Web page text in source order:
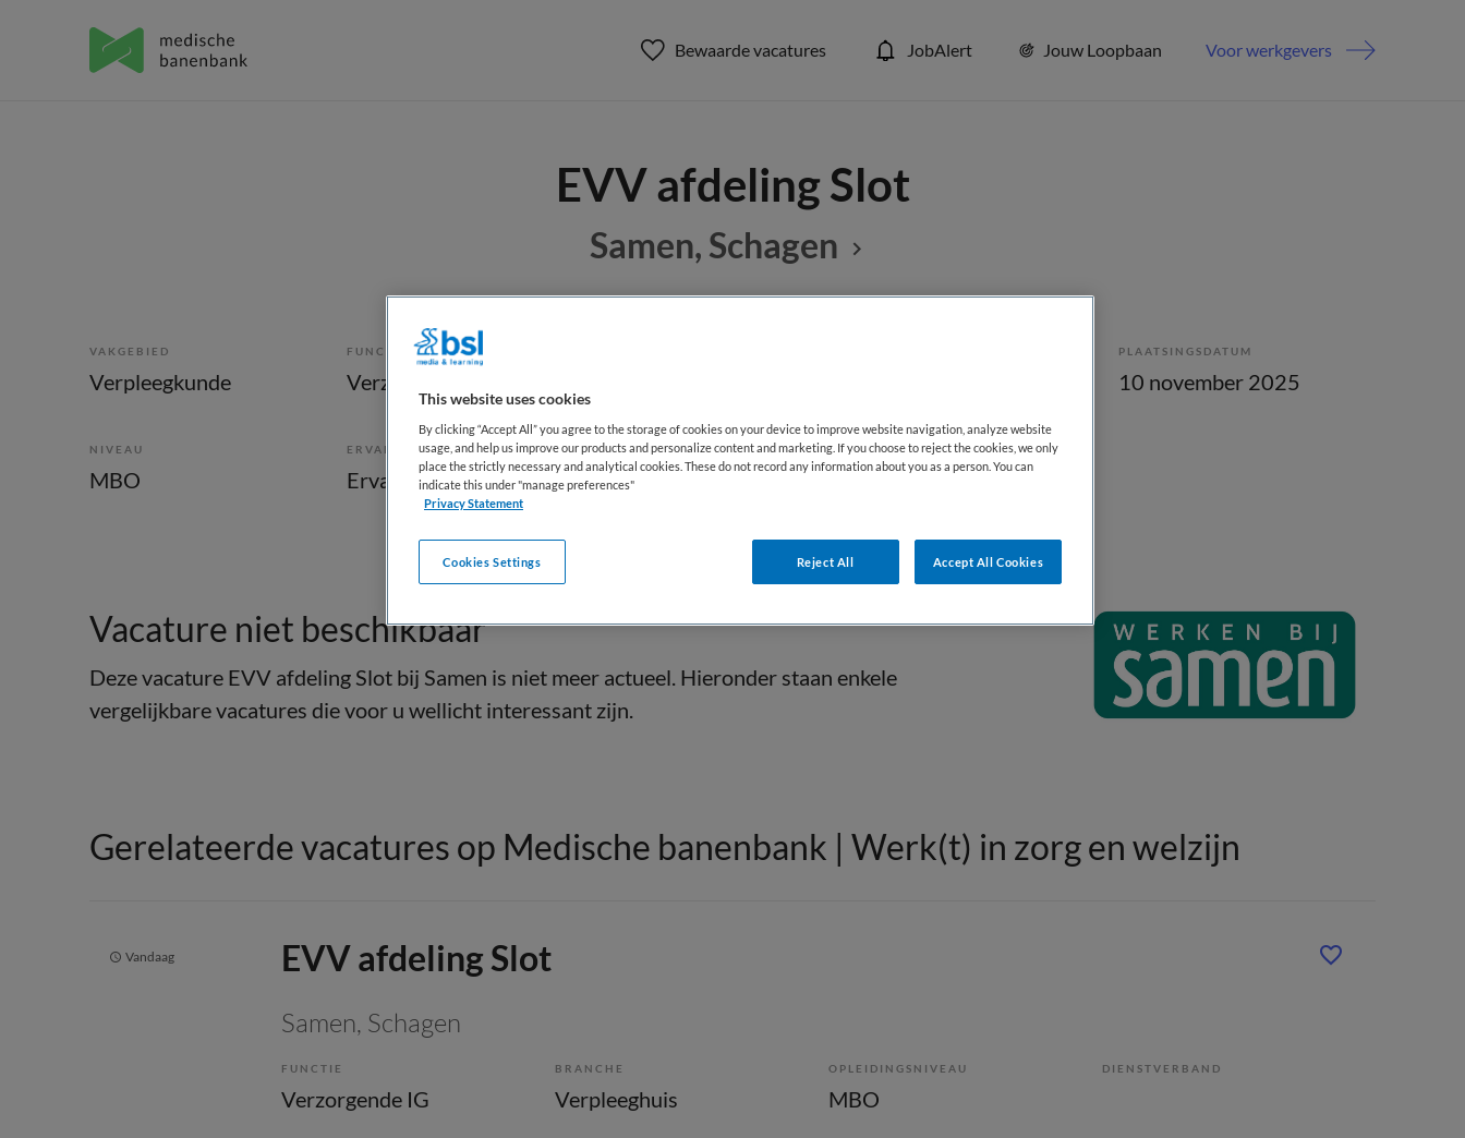
Bewaarde vacatures JobAlert Jouw Loopbaan Voor werkgevers
EVV afdeling Slot
Samen, Schagen
VAKGEBIED
Verpleegkunde
FUNCTIE
Verzorgende IG
PLAATSINGSDATUM
10 november 2025
NIVEAU
MBO
ERVARING
Ervaren
DIENSTVERBAND
Parttime
Vacature niet beschikbaar
Deze vacature EVV afdeling Slot bij Samen is niet meer actueel. Hieronder staan enkele
vergelijkbare vacatures die voor u wellicht interessant zijn.
Gerelateerde vacatures op Medische banenbank | Werk(t) in zorg en welzijn
Vandaag EVV afdeling Slot
Samen, Schagen
FUNCTIE
Verzorgende IG
BRANCHE
Verpleeghuis
OPLEIDINGSNIVEAU
MBO
DIENSTVERBAND
This website uses cookies
By clicking “Accept All” you agree to the storage of cookies on your device to improve website navigation, analyze website
usage, and help us improve our products and personalize content and marketing. If you choose to reject the cookies, we only
place the strictly necessary and analytical cookies. These do not record any information about you as a person. You can
indicate this under "manage preferences"
Privacy Statement
Reject All Accept All Cookies
Cookies Settings